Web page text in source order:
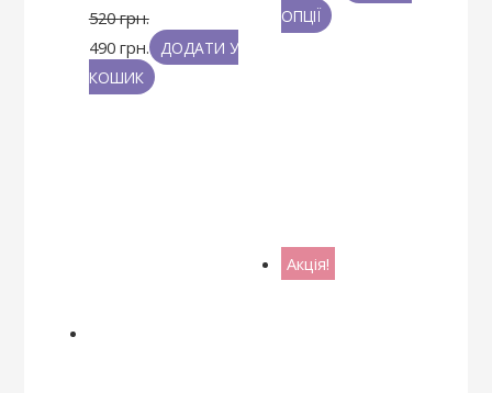
520грн.
490 грн.
ДОДАТИ У
КОШИК
ОПЦІЇ
Акція!